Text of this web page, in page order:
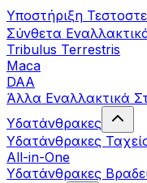
Υποστήριξη
Σύνθετα
Tribulus Terrestris
Maca
DAA
Άλλα Εναλλακτικά
Υδατάνθρακες
Υδατάνθρακες
All-in-One
Υδατάνθρακες